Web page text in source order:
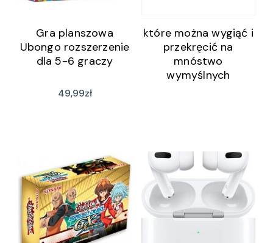
Gra planszowa
Ubongo rozszerzenie
dla 5-6 graczy
49,99zł
które można wygiąć i
przekręcić na
mnóstwo
wymyślnych